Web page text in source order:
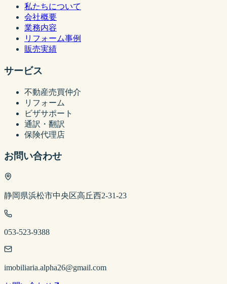
私たちについて
会社概要
業務内容
リフォーム事例
販売実績
サービス
不動産売買仲介
リフォーム
ビザサポート
通訳・翻訳
保険代理店
お問い合わせ
静岡県浜松市中央区高丘西2-31-23
053-523-9388
imobiliaria.alpha26@gmail.com